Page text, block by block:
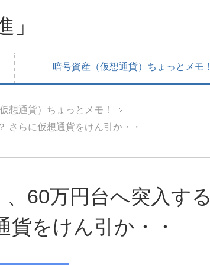
暗号資産（仮想通貨）ちょっとメモ！
想通貨）ちょっとメモ！
さらに仮想通貨をけん引か・・
60万円台へ突入する
をけん引か・・